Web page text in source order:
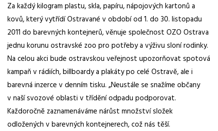
Za každý kilogram plastu, skla, papíru, nápojových kartonů a
kovů, který vytřídí Ostravané v období od 1. do 30. listopadu
2011 do barevných kontejnerů, věnuje společnost OZO Ostrava
jednu korunu ostravské zoo pro potřeby a výživu sloní rodinky.
Na celou akci bude ostravskou veřejnost upozorňovat spotová
kampaň v rádiích, billboardy a plakáty po celé Ostravě, ale i
barevná inzerce v denním tisku. „Neustále se snažíme občany
v naší svozové oblasti v třídění odpadu podporovat.
Každoročně zaznamenáváme nárůst množství složek
odložených v barevných kontejnerech, což nás těší.